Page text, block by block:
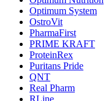
Optimum System
OstroVit
PharmaFirst
PRIME KRAFT
ProteinRex
Puritans Pride
QNT
Real Pharm
RLine